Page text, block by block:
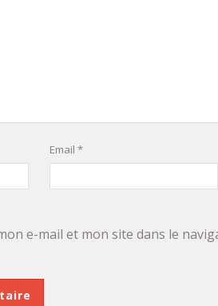
Email *
e-mail et mon site dans le